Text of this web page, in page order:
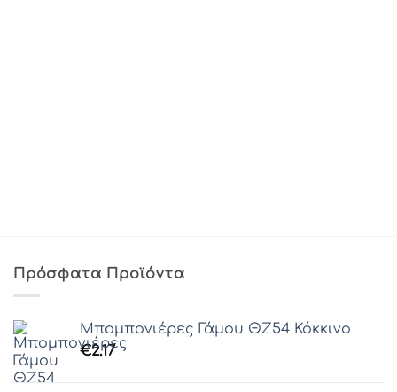
Πρόσφατα Προϊόντα
Μπομπονιέρες Γάμου ΘZ54 Κόκκινο
€2.17